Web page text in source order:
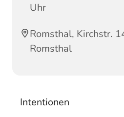
Uhr
Romsthal, Kirchstr.
Romsthal
Intentionen